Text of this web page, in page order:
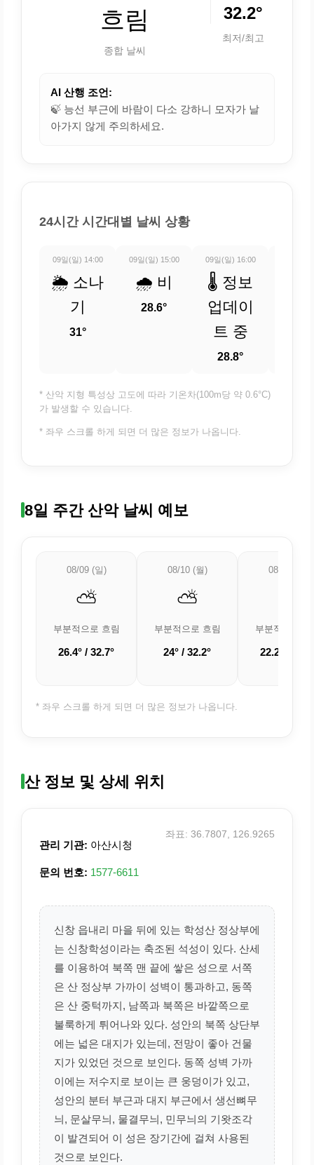
흐림
종합 날씨
32.2°
최저/최고
AI 산행 조언:
🍃 능선 부근에 바람이 다소 강하니 모자가 날
아가지 않게 주의하세요.
24시간 시간대별 날씨 상황
09일(일) 14:00
🌦️ 소나
기
31°
09일(일) 15:00
🌧️ 비
28.6°
09일(일) 16:00
🌡️ 정보
업데이
트 중
28.8°
* 산악 지형 특성상 고도에 따라 기온차(100m당 약 0.6°C)
가 발생할 수 있습니다.
* 좌우 스크롤 하게 되면 더 많은 정보가 나옵니다.
8일 주간 산악 날씨 예보
08/09 (일)
⛅
부분적으로 흐림
26.4° / 32.7°
08/10 (월)
⛅
부분적으로 흐림
24° / 32.2°
08/11 (화)
부분적으로 흐
22.2° /
* 좌우 스크롤 하게 되면 더 많은 정보가 나옵니다.
산 정보 및 상세 위치
관리 기관: 아산시청
문의 번호: 1577-6611
좌표: 36.7807, 126.9265
신창 읍내리 마을 뒤에 있는 학성산 정상부에
는 신창학성이라는 축조된 석성이 있다. 산세
를 이용하여 북쪽 맨 끝에 쌓은 성으로 서쪽
은 산 정상부 가까이 성벽이 통과하고, 동쪽
은 산 중턱까지, 남쪽과 북쪽은 바깥쪽으로
불룩하게 튀어나와 있다. 성안의 북쪽 상단부
에는 넓은 대지가 있는데, 전망이 좋아 건물
지가 있었던 것으로 보인다. 동쪽 성벽 가까
이에는 저수지로 보이는 큰 웅덩이가 있고,
성안의 분터 부근과 대지 부근에서 생선뼈무
늬, 문살무늬, 물결무늬, 민무늬의 기왓조각
이 발견되어 이 성은 장기간에 걸쳐 사용된
것으로 보인다.